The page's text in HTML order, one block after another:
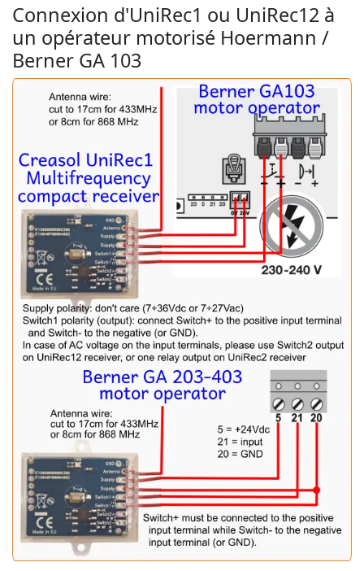
Connexion d'UniRec1 ou UniRec12 à
un opérateur motorisé Hoermann /
Berner GA 103